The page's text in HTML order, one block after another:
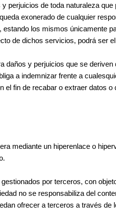
perjuicios de toda naturaleza
exonerado de cualquier
los mismos únicamente
de dichos servicios, podrá ser
daños y perjuicios que se
a indemnizar frente a
el fin de recabar o extraer datos
mediante un hiperenlace o
por terceros, con
no se responsabiliza del
ofrecer a terceros a través de